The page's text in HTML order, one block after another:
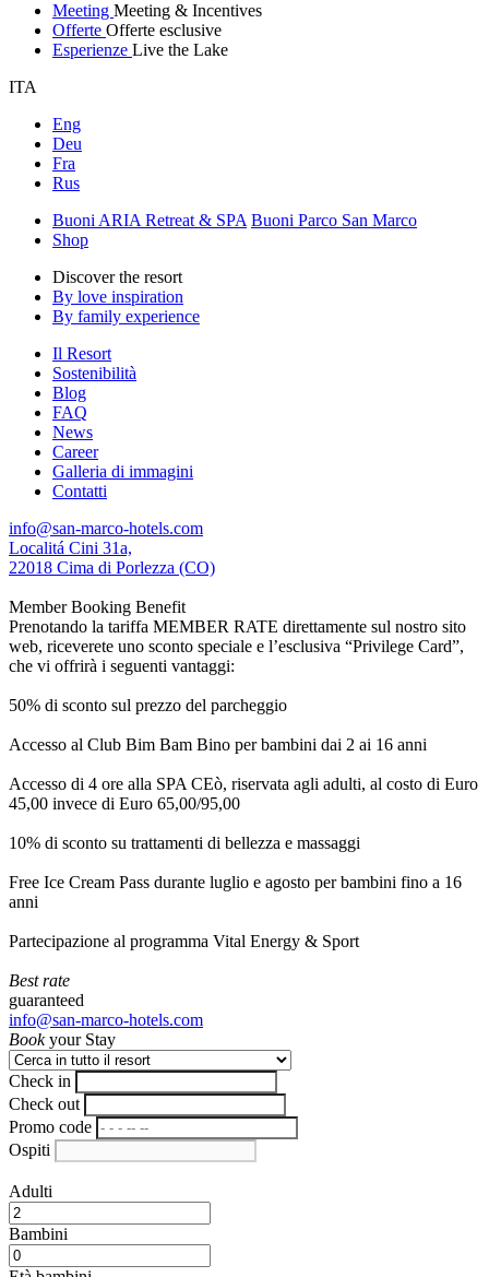
Meeting Meeting & Incentives
Offerte Offerte esclusive
Esperienze Live the Lake
ITA
Eng
Deu
Fra
Rus
Buoni ARIA Retreat & SPA Buoni Parco San Marco
Shop
Discover the resort
By love inspiration
By family experience
Il Resort
Sostenibilità
Blog
FAQ
News
Career
Galleria di immagini
Contatti
info@san-marco-hotels.com
Localitá Cini 31a,
22018 Cima di Porlezza (CO)
Member Booking Benefit
Prenotando la tariffa MEMBER RATE direttamente sul nostro sito
web, riceverete uno sconto speciale e l’esclusiva “Privilege Card”,
che vi offrirà i seguenti vantaggi:
50% di sconto sul prezzo del parcheggio
Accesso al Club Bim Bam Bino per bambini dai 2 ai 16 anni
Accesso di 4 ore alla SPA CEò, riservata agli adulti, al costo di Euro
45,00 invece di Euro 65,00/95,00
10% di sconto su trattamenti di bellezza e massaggi
Free Ice Cream Pass durante luglio e agosto per bambini fino a 16
anni
Partecipazione al programma Vital Energy & Sport
Best rate
guaranteed
info@san-marco-hotels.com
Bookyour Stay
Check in
Check out
Promo code
Ospiti
Adulti
Bambini